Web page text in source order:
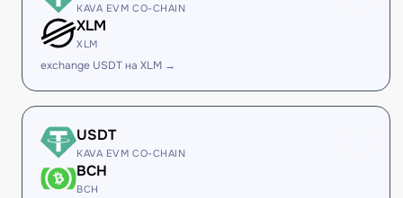
KAVA EVM CO-CHAIN
XLM
XLM
exchange USDT на XLM →
USDT
KAVA EVM CO-CHAIN
BCH
BCH